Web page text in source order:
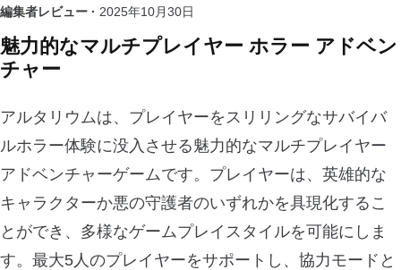
編集者レビュー · 2025年10月30日
魅力的なマルチプレイヤー ホラー アドベン
チャー
アルタリウムは、プレイヤーをスリリングなサバイバ
ルホラー体験に没入させる魅力的なマルチプレイヤー
アドベンチャーゲームです。プレイヤーは、英雄的な
キャラクターか悪の守護者のいずれかを具現化するこ
とができ、多様なゲームプレイスタイルを可能にしま
す。最大5人のプレイヤーをサポートし、協力モードと